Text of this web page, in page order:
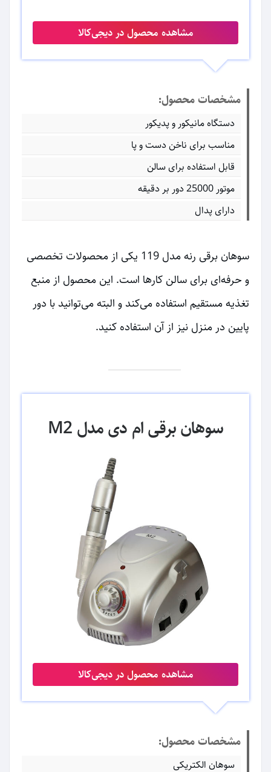
مشاهده محصول در دیجی‌کالا
مشخصات محصول:
دستگاه مانیکور و پدیکور
مناسب برای ناخن دست و پا
قابل استفاده برای سالن
موتور 25000 دور بر دقیقه
دارای پدال
سوهان برقی رنه مدل 119 یکی از محصولات تخصصی
و حرفه‌ای برای سالن کارها است. این محصول از منبع
تغذیه مستقیم استفاده می‌کند و البته می‌توانید با دور
پایین در منزل نیز از آن استفاده کنید.
سوهان برقی ام دی مدل M2
مشاهده محصول در دیجی‌کالا
مشخصات محصول:
سوهان الکتریکی